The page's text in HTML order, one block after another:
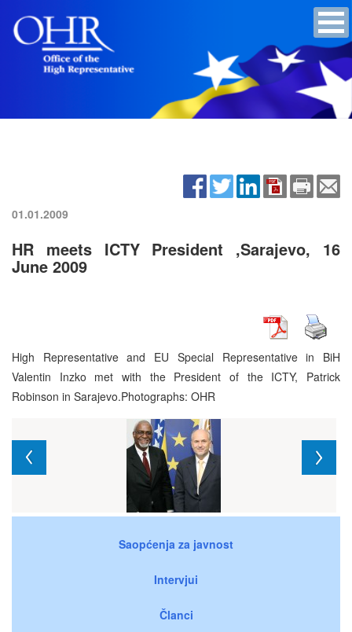
01.01.2009
HR meets ICTY President ,Sarajevo, 16
June 2009
High Representative and EU Special Representative in BiH
Valentin Inzko met with the President of the ICTY, Patrick
Robinson in Sarajevo.Photographs: OHR
Saopćenja za javnost
Intervjui
Članci